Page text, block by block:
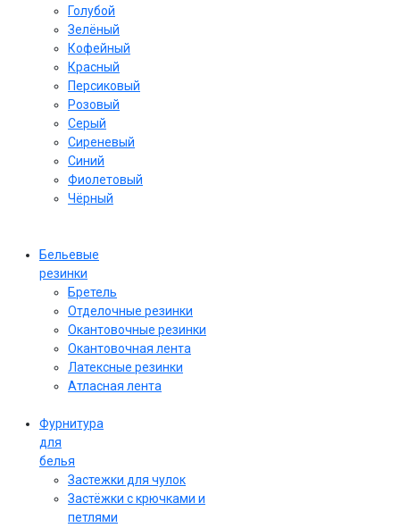
Голубой
Зелёный
Кофейный
Красный
Персиковый
Розовый
Серый
Сиреневый
Cиний
Фиолетовый
Чёрный
Бельевые
резинки
Бретель
Отделочные резинки
Окантовочные резинки
Окантовочная лента
Латексные резинки
Атласная лента
Фурнитура
для
белья
Застежки для чулок
Застёжки с крючками и
петлями